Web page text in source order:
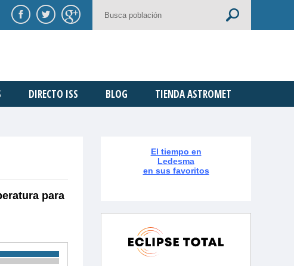
DIRECTO ISS BLOG TIENDA ASTROMET
para
El tiempo en
Ledesma
en sus favoritos